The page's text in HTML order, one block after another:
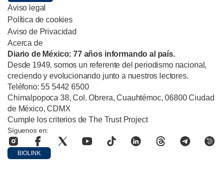
Aviso legal
Política de cookies
Aviso de Privacidad
Acerca de
Diario de México: 77 años informando al país.
Desde 1949, somos un referente del periodismo nacional,
creciendo y evolucionando junto a nuestros lectores.
Teléfono: 55 5442 6500
Chimalpopoca 38, Col. Obrera, Cuauhtémoc, 06800 Ciudad
de México, CDMX
Cumple los criterios de The Trust Project
Síguenos en:
BIOLINK